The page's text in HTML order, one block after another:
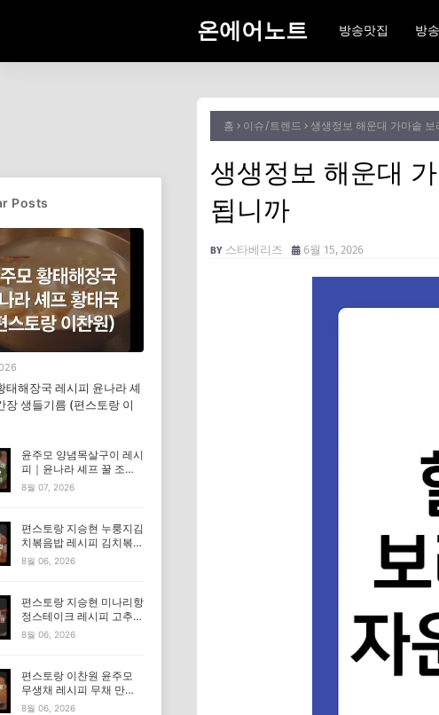
온에어노트 방송맛집 방
홈 이슈/트렌드 생생정보 해운대 가마솥
생생정보 해운대
됩니까
스타베리즈 6월 15, 2026
Posts
태해장국 레시피 윤나라 셰
장 생들기름 (편스토랑 이
윤주모 양념목살구이 레시
피｜윤나라 셰프 꿀 조선
간장 정보 (편스토랑 이찬
8월 07, 2026
편스토랑 지승현 누룽지김
치볶음밥 레시피 김치볶음
밥 만드는법
8월 06, 2026
편스토랑 지승현 미나리항
정스테이크 레시피 고추장
마요소스 만드는법
8월 06, 2026
편스토랑 이찬원 윤주모
무생채 레시피 무채 만드
는법
8월 06, 2026